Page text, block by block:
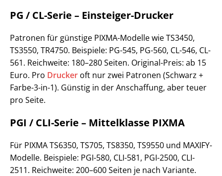
PG / CL-Serie – Einsteiger-Drucker
Patronen für günstige PIXMA-Modelle wie TS3450,
TS3550, TR4750. Beispiele: PG-545, PG-560, CL-546, CL-
561. Reichweite: 180–280 Seiten. Original-Preis: ab 15
Euro. Pro Drucker oft nur zwei Patronen (Schwarz +
Farbe-3-in-1). Günstig in der Anschaffung, aber teuer
pro Seite.
PGI / CLI-Serie – Mittelklasse PIXMA
Für PIXMA TS6350, TS705, TS8350, TS9550 und MAXIFY-
Modelle. Beispiele: PGI-580, CLI-581, PGI-2500, CLI-
2511. Reichweite: 200–600 Seiten je nach Variante.